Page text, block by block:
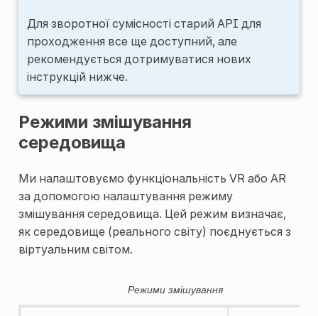
Для зворотної сумісності старий API для
проходження все ще доступний, але
рекомендується дотримуватися нових
інструкцій нижче.
Режими змішування
середовища
Ми налаштовуємо функціональність VR або AR
за допомогою налаштування режиму
змішування середовища. Цей режим визначає,
як середовище (реального світу) поєднується з
віртуальним світом.
Режими змішування